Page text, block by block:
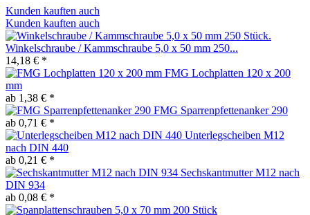
Kunden kauften auch
Kunden kauften auch
Winkelschraube / Kammschraube 5,0 x 50 mm 250...
14,18 € *
FMG Lochplatten 120 x 200
mm
ab 1,38 € *
FMG Sparrenpfettenanker 290
ab 0,71 € *
Unterlegscheiben M12
nach DIN 440
ab 0,21 € *
Sechskantmutter M12 nach
DIN 934
ab 0,08 € *